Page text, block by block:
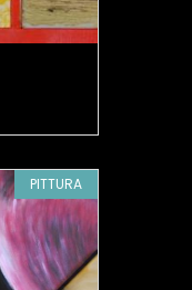
PITTURA